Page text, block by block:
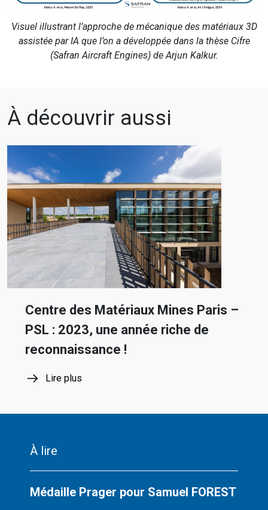
Visuel illustrant l’approche de mécanique des matériaux 3D
assistée par IA que l’on a développée dans la thèse Cifre
(Safran Aircraft Engines) de Arjun Kalkur.
À découvrir aussi
Centre des Matériaux Mines Paris –
PSL : 2023, une année riche de
reconnaissance !
Lire plus
À lire
Médaille Prager pour Samuel FOREST